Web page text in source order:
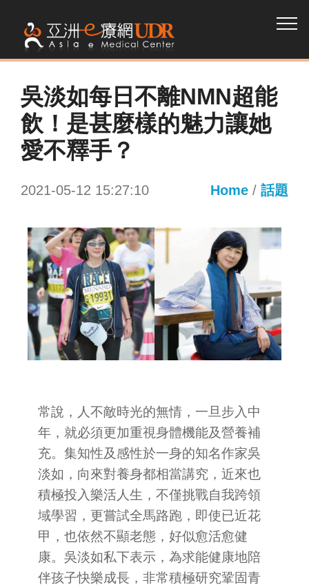
吳淡如每日不離NMN超能
飲！是甚麼樣的魅力讓她
愛不釋手？
2021-05-12 15:27:10 Home / 話題
常說，人不敵時光的無情，一旦步入中
年，就必須更加重視身體機能及營養補
充。集知性及感性於一身的知名作家吳
淡如，向來對養身都相當講究，近來也
積極投入樂活人生，不僅挑戰自我跨領
域學習，更嘗試全馬路跑，即使已近花
甲，也依然不顯老態，好似愈活愈健
康。吳淡如私下表示，為求能健康地陪
伴孩子快樂成長，非常積極研究鞏固青